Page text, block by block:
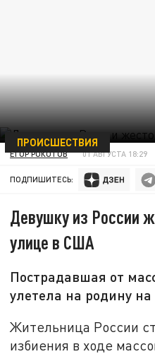
ПРОИСШЕСТВИЯ
ЕГОР РОКОТОВ 01 АВГУСТА 18:29
ПОДПИШИТЕСЬ:
Девушку из России
улице в США
Пострадавшая от
улетела на родину
Жительница России
избиения в ходе